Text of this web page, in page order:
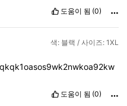
도움이 됨 (0)
색: 블랙 / 사이즈: 1XL
도움이 됨 (0)